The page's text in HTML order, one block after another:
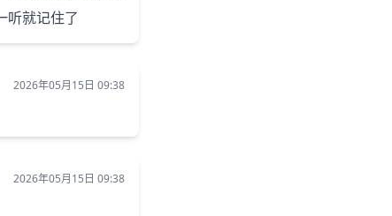
听就记住了
2026年05月15日 09:38
2026年05月15日 09:38